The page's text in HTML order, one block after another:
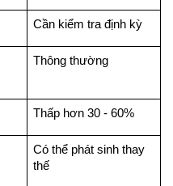
Cần kiểm tra định kỳ
Thông thường
Thấp hơn 30 - 60%
Có thể phát sinh thay
thế